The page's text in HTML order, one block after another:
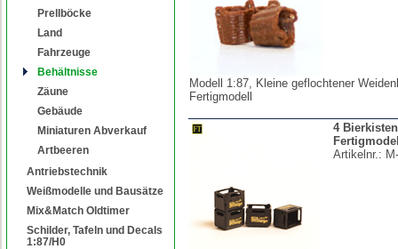
Prellböcke
Land
Fahrzeuge
Behältnisse
Zäune
Gebäude
Miniaturen Abverkauf
Artbeeren
Antriebstechnik
Weißmodelle und Bausätze
Mix&Match Oldtimer
Schilder, Tafeln und Decals
1:87/H0
Modell 1:87, Kleine geflochtener
Fertigmodell
4
Artikelnr.: